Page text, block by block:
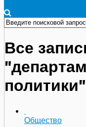
Все
политики"
Общество